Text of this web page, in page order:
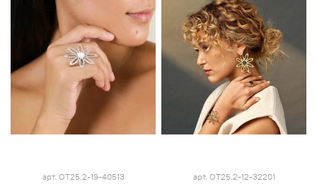
арт. OT25.2-19-40513 арт. OT25.2-12-32201